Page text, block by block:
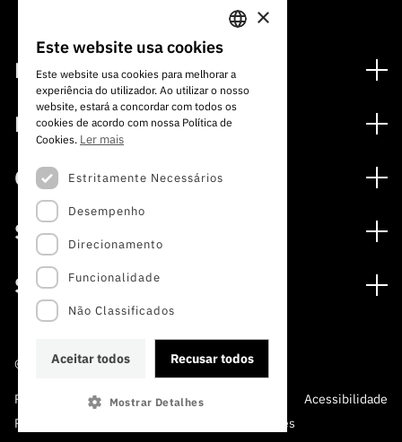
Financiamento
Programas de Financiamento
Internacional
Prémios
Media
Notas de Imprensa
Subscrever Newsletter
Subscrever Direct Mail de Concursos
Agenda
Publicações
Concursos
Concursos Abertos
Concursos Previstos
Concursos Fechados
Calendarização FCT 2026
Serviços
Serviços digitais: Tecnologia para o Conhecimento
Arquivo, Documentação e Informação
Acesso a dados estatísticos para fins científicos –
Sobre
A FCT
Estudos e Planeamento Estratégico
Documentos de Gestão
A FCT em Números
Apoios Comunitários
©2022 · Fundação para a Ciência e a Tecnologia
Política de Privacidade e
Protecção de Dados
Política de
Frequentes
Acessibilidade
PORTUGUESE
ENGLISH
×
Este website usa cookies
Este website usa cookies para melhorar a
experiência do utilizador. Ao utilizar o nosso
website, estará a concordar com todos os
cookies de acordo com nossa Política de
Cookies. Ler mais
Estritamente Necessários
Desempenho
Direcionamento
Funcionalidade
Não Classificados
Aceitar todos Recusar todos
Mostrar Detalhes